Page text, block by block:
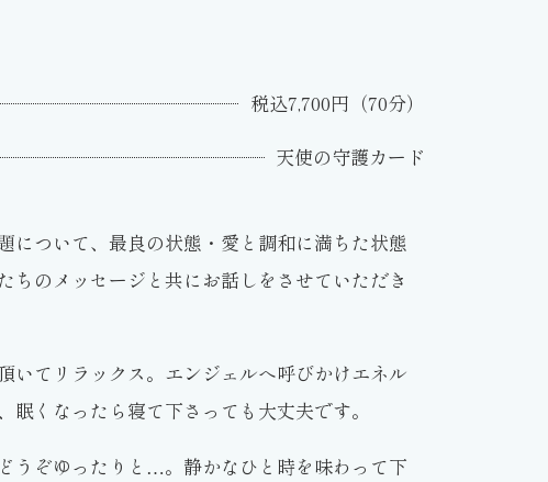
税込7,700円（70分）
天使の守護カード
について、最良の状態・愛と調和に満ちた状態
ちのメッセージと共にお話しをさせていただき
いてリラックス。エンジェルへ呼びかけエネル
眠くなったら寝て下さっても大丈夫です。
うぞゆったりと…。静かなひと時を味わって下